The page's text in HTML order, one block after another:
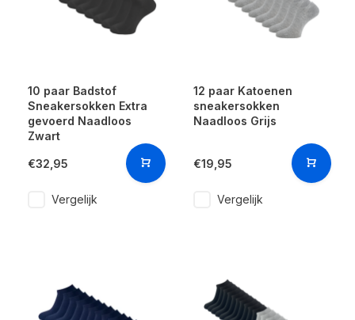
10 paar Badstof
Sneakersokken Extra
gevoerd Naadloos
Zwart
€32,95
Vergelijk
12 paar Katoenen
sneakersokken
Naadloos Grijs
€19,95
Vergelijk